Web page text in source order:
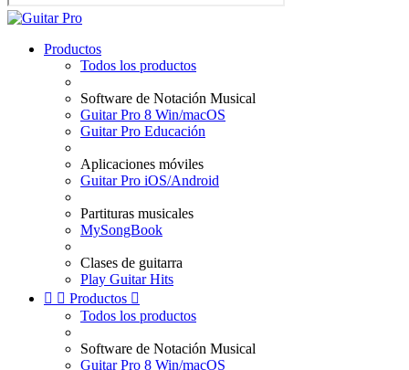
Productos
Todos los productos
Software de Notación Musical
Guitar Pro 8 Win/macOS
Guitar Pro Educación
Aplicaciones móviles
Guitar Pro iOS/Android
Partituras musicales
MySongBook
Clases de guitarra
Play Guitar Hits
  Productos 
Todos los productos
Software de Notación Musical
Guitar Pro 8 Win/macOS